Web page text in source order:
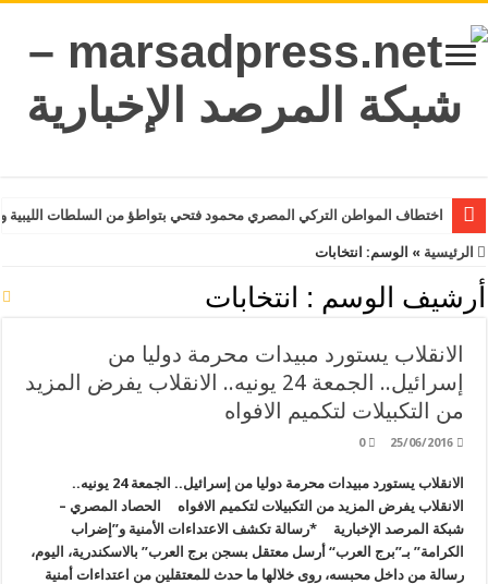
اختطاف المواطن التركي المصري محمود فتحي بتواطؤ من السلطات
الرئيسية » الوسم: انتخابات
أرشيف الوسم : انتخابات
الانقلاب يستورد مبيدات محرمة دوليا من
إسرائيل.. الجمعة 24 يونيه.. الانقلاب يفرض المزيد
من التكبيلات لتكميم الافواه
25/06/2016
0
الانقلاب يستورد مبيدات محرمة دوليا من إسرائيل.. الجمعة 24 يونيه..
الانقلاب يفرض المزيد من التكبيلات لتكميم الافواه الحصاد المصري –
شبكة المرصد الإخبارية *رسالة تكشف الاعتداءات الأمنية و”إضراب
الكرامة” بـ”برج العرب“ أرسل معتقل بسجن برج العرب” بالاسكندرية، اليوم،
رسالة من داخل محبسه، روى خلالها ما حدث للمعتقلين من اعتداءات أمنية